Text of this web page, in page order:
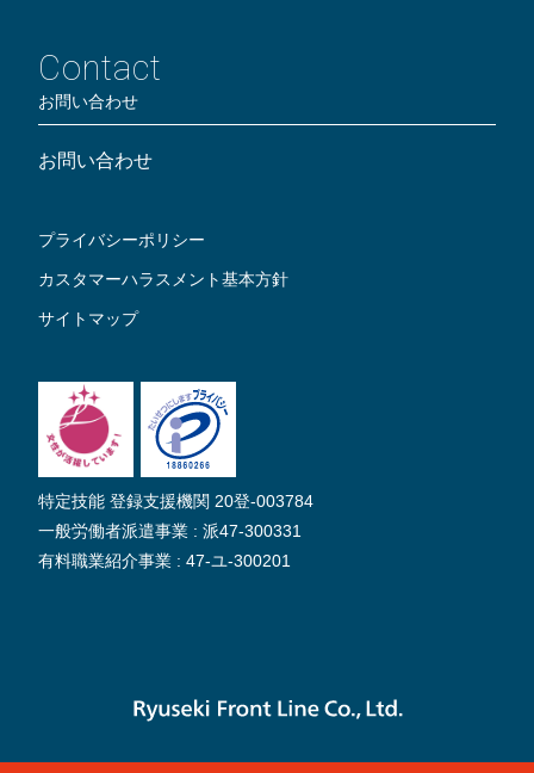
Contact
お問い合わせ
お問い合わせ
プライバシーポリシー
カスタマーハラスメント基本方針
サイトマップ
特定技能 登録支援機関 20登-003784
一般労働者派遣事業 : 派47-300331
有料職業紹介事業 : 47-ユ-300201